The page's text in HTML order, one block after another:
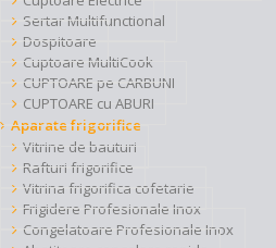
Sertar Multifunctional
Dospitoare
Cuptoare MultiCook
CUPTOARE pe CARBUNI
CUPTOARE cu ABURI
Aparate frigorifice
Vitrine de bauturi
Rafturi frigorifice
Vitrina frigorifica cofetarie
Frigidere Profesionale Inox
Congelatoare Profesionale Inox